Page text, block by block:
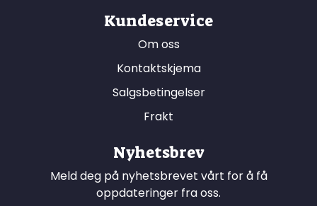
Kundeservice
Om oss
Kontaktskjema
Salgsbetingelser
Frakt
Nyhetsbrev
Meld deg på nyhetsbrevet vårt for å få
oppdateringer fra oss.